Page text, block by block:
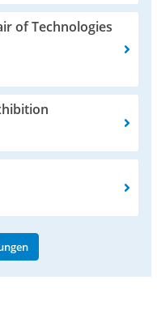
of Technologies